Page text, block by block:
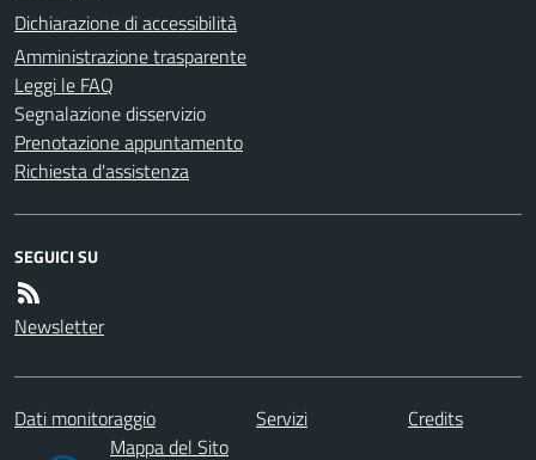
Dichiarazione di accessibilità
Amministrazione trasparente
Leggi le FAQ
Segnalazione disservizio
Prenotazione appuntamento
Richiesta d'assistenza
SEGUICI SU
Newsletter
Dati monitoraggio Servizi
Credits
Mappa del Sito